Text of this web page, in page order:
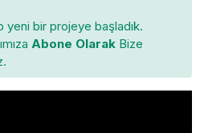
bir projeye başladık.
Abone Olarak Bize